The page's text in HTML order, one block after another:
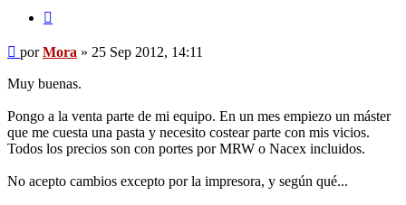
Mensaje
porMora » 25 Sep 2012, 14:11
Muy buenas.
Pongo a la venta parte de mi equipo. En un mes empiezo un máster
que me cuesta una pasta y necesito costear parte con mis vicios.
Todos los precios son con portes por MRW o Nacex incluidos.
No acepto cambios excepto por la impresora, y según qué...